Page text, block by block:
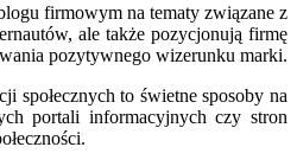
firmowym na tematy związane z
ale także pozycjonują firmę
pozytywnego wizerunku marki.
społecznych to świetne sposoby na
portali informacyjnych czy stron